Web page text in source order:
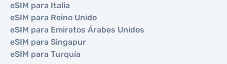
eSIM para Italia
eSIM para Reino Unido
eSIM para Emiratos Árabes Unidos
eSIM para Singapur
eSIM para Turquía